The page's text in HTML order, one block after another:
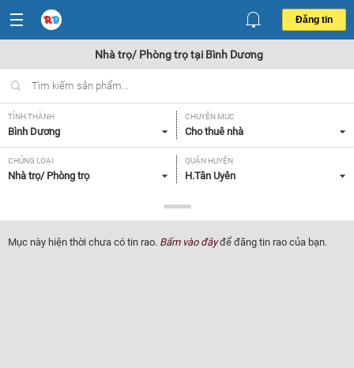
Đăng tin
Nhà trọ/ Phòng trọ tại Bình Dương
TỈNH THÀNH
Bình Dương
CHUYÊN MỤC
Cho thuê nhà
CHỦNG LOẠI
Nhà trọ/ Phòng trọ
QUẬN HUYỆN
H.Tân Uyên
> 5 triệu,
TIỆN ÍCH
Tất cả
Mục này hiện thời chưa có tin rao. Bấm vào đâyđể đăng tin rao của bạn.